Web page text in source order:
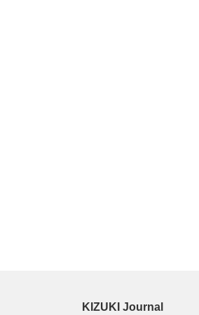
KIZUKI Journal